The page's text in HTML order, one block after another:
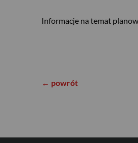
Informacje na temat
← powrót